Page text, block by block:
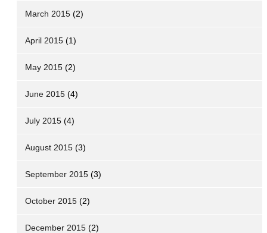
March 2015 (2)
April 2015 (1)
May 2015 (2)
June 2015 (4)
July 2015 (4)
August 2015 (3)
September 2015 (3)
October 2015 (2)
December 2015 (2)